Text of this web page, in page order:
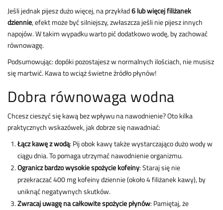
Jeśli jednak pijesz dużo więcej, na przykład6 lub więcej filiżanek
dziennie, efekt może być silniejszy, zwłaszcza jeśli nie pijesz innych
napojów. W takim wypadku warto pić dodatkowo wodę, by zachować
równowagę.
Podsumowując: dopóki pozostajesz w normalnych ilościach, nie musisz
się martwić. Kawa to wciąż świetne źródło płynów!
Dobra równowaga wodna
Chcesz cieszyć się kawą bez wpływu na nawodnienie? Oto kilka
praktycznych wskazówek, jak dobrze się nawadniać:
Łącz kawę z wodą: Pij obok kawy także wystarczająco dużo wody w
ciągu dnia. To pomaga utrzymać nawodnienie organizmu.
Ogranicz bardzo wysokie spożycie kofeiny: Staraj się nie
przekraczać 400 mg kofeiny dziennie (około 4 filiżanek kawy), by
uniknąć negatywnych skutków.
Zwracaj uwagę na całkowite spożycie płynów: Pamiętaj, że